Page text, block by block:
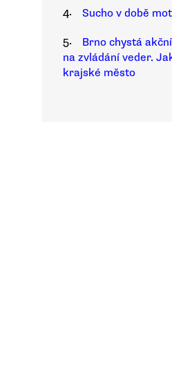
4.
Sucho v době
5.
Brno chystá
na zvládání veder.
krajské město